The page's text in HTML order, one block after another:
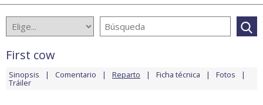
First cow
Sinopsis Comentario Reparto Ficha técnica Fotos
Tráiler